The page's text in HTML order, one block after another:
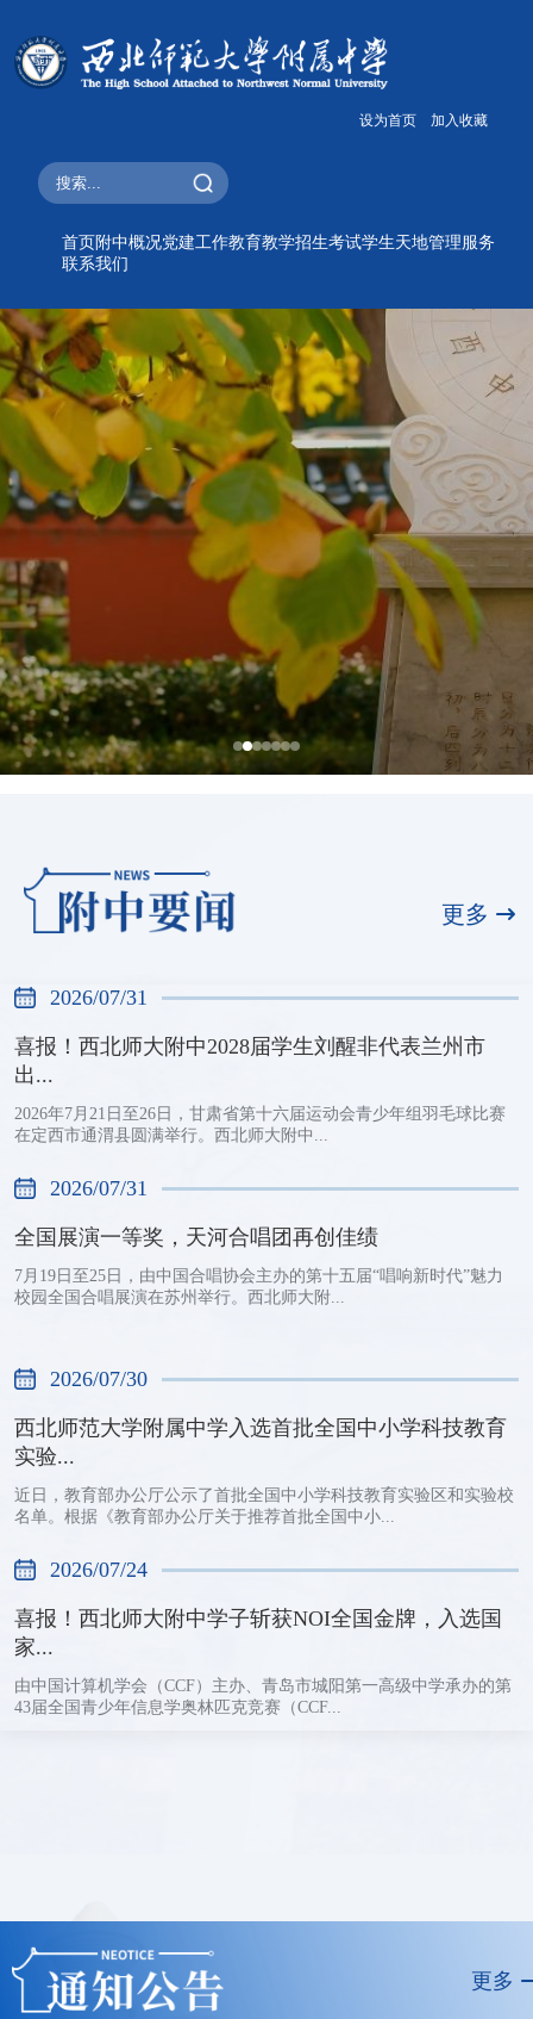
设为首页 加入收藏
首页 附中概况党建工作教育教学招生考试学生天地管理服务
联系我们
更多
全国展演一等奖，天河合唱团再创佳绩
2026/07/31
2026/07/31
喜报！西北师大附中2028届学生刘醒非代表兰州市
出...
2026年7月21日至26日，甘肃省第十六届运动会青少年组羽毛球比赛
在定西市通渭县圆满举行。西北师大附中...
2026/07/31
全国展演一等奖，天河合唱团再创佳绩
7月19日至25日，由中国合唱协会主办的第十五届“唱响新时代”魅力
校园全国合唱展演在苏州举行。西北师大附...
2026/07/30
西北师范大学附属中学入选首批全国中小学科技教育
实验...
近日，教育部办公厅公示了首批全国中小学科技教育实验区和实验校
名单。根据《教育部办公厅关于推荐首批全国中小...
2026/07/24
喜报！西北师大附中学子斩获NOI全国金牌，入选国
家...
由中国计算机学会（CCF）主办、青岛市城阳第一高级中学承办的第
43届全国青少年信息学奥林匹克竞赛（CCF...
更多